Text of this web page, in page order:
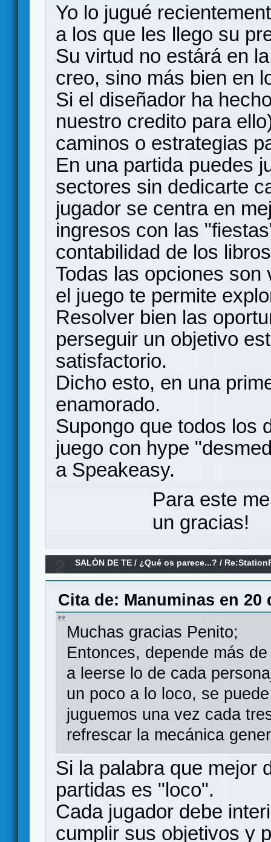
Yo lo jugué
a los que les llego su
Su virtud no estárá en
creo, sino más bien en
Si el diseñador ha
nuestro credito para
caminos o estrategias
En una partida puedes
sectores sin dedicarte
jugador se centra en
ingresos con las
contabilidad de los
Todas las opciones
el juego te permite
Resolver bien las
perseguir un objetivo
satisfactorio.
Dicho esto, en una
enamorado.
Supongo que todos los
juego con hype
a Speakeasy.
Para este
un gracias!
SALÓN DE TE /¿Qué os parece...? /
Cita de: Manuminas en 20
Muchas gracias Penito;
Entonces, depende más
a leerse lo de cada
un poco a lo loco, se
juguemos una vez cada
refrescar la mecánica
Si la palabra que mejor
partidas es "loco".
Cada jugador debe
cumplir sus objetivos y